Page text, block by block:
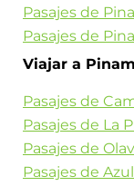
Pasajes de
Pasajes de
Viajar a
Pasajes de
Pasajes de La
Pasajes de
Pasajes de